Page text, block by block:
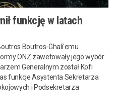
funkcję w latach
Boutros-Ghali'emu
ONZ zawetowały jego wybór
Generalnym został Kofi
funkcje Asystenta Sekretarza
i Podsekretarza